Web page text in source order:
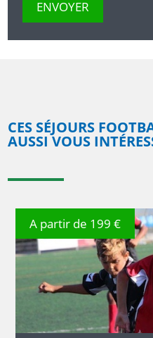
CES SÉJOURS
AUSSI VOUS
A partir de 199 €